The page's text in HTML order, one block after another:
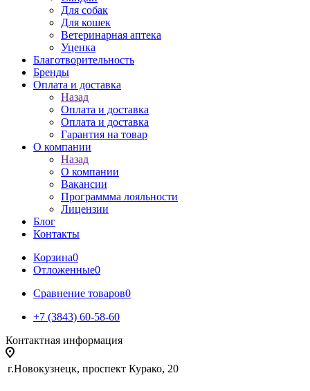
Для собак
Для кошек
Ветеринарная аптека
Уценка
Благотворительность
Бренды
Оплата и доставка
Назад
Оплата и доставка
Оплата и доставка
Гарантия на товар
О компании
Назад
О компании
Вакансии
Программма лояльности
Лицензии
Блог
Контакты
Корзина0
Отложенные0
Сравнение товаров0
+7 (3843) 60-58-60
Контактная информация
г.Новокузнецк, проспект Курако, 20